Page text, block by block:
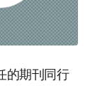
的期刊同行